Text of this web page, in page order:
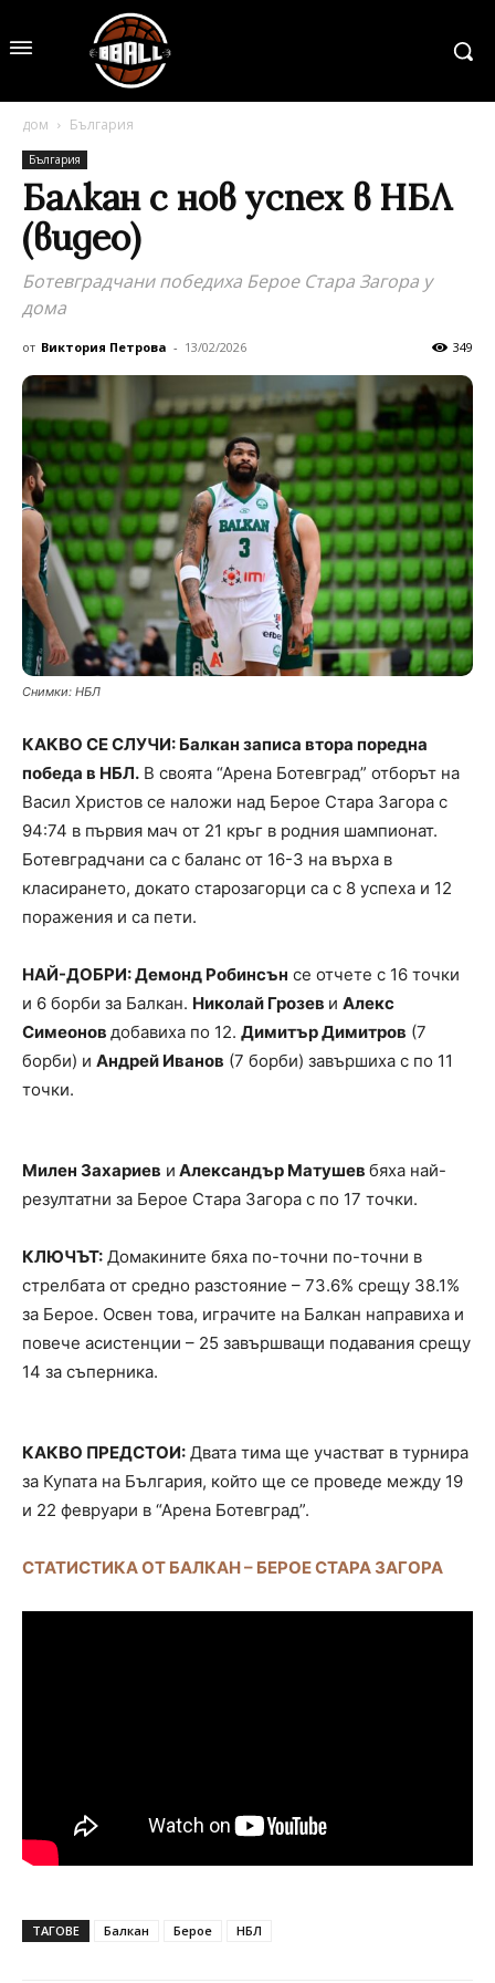
дом България
България
Балкан с нов успех в НБЛ
(видео)
Ботевградчани победиха Берое Стара Загора у
дома
от Виктория Петрова - 13/02/2026 349
Снимки: НБЛ
КАКВО СЕ СЛУЧИ: Балкан записа втора поредна
победа в НБЛ. В своята “Арена Ботевград” отборът на
Васил Христов се наложи над Берое Стара Загора с
94:74 в първия мач от 21 кръг в родния шампионат.
Ботевградчани са с баланс от 16-3 на върха в
класирането, докато старозагорци са с 8 успеха и 12
поражения и са пети.
НАЙ-ДОБРИ: Демонд Робинсън се отчете с 16 точки
и 6 борби за Балкан. Николай Грозев и Алекс
Симеонов добавиха по 12. Димитър Димитров (7
борби) и Андрей Иванов (7 борби) завършиха с по 11
точки.
Милен Захариев и Александър Матушев бяха най-
резултатни за Берое Стара Загора с по 17 точки.
КЛЮЧЪТ: Домакините бяха по-точни по-точни в
стрелбата от средно разстояние – 73.6% срещу 38.1%
за Берое. Освен това, играчите на Балкан направиха и
повече асистенции – 25 завършващи подавания срещу
14 за съперника.
КАКВО ПРЕДСТОИ: Двата тима ще участват в турнира
за Купата на България, който ще се проведе между 19
и 22 февруари в “Арена Ботевград”.
СТАТИСТИКА ОТ БАЛКАН – БЕРОЕ СТАРА ЗАГОРА
ТАГОВЕ Балкан Берое НБЛ